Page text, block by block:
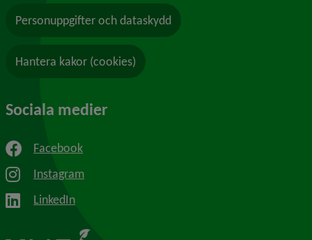
Personuppgifter och dataskydd
Hantera kakor (cookies)
Sociala medier
Facebook
Instagram
LinkedIn